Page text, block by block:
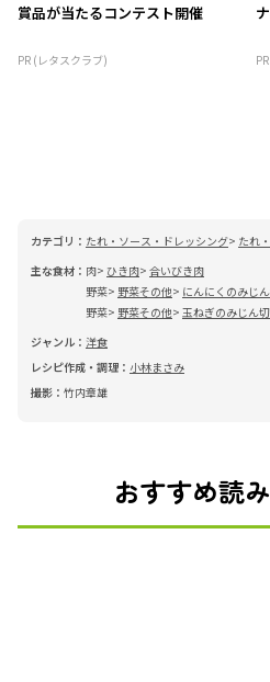
賞品が当たるコンテスト開催
PR (レタスクラブ)
カテゴリ： たれ・ソース・ドレッシング
たれ
主な食材： 肉 ひき肉 合いびき肉
野菜
野菜その他
にんにくのみじ
野菜
野菜その他 玉ねぎのみじん
ジャンル： 洋食
レシピ作成・調理： 小林まさみ
撮影： 竹内章雄
おすすめ読